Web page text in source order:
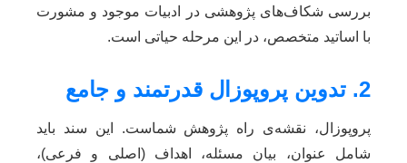
بررسی شکاف‌های پژوهشی در ادبیات موجود و مشورت
با اساتید متخصص، در این مرحله حیاتی است.
2. تدوین پروپوزال قدرتمند و جامع
پروپوزال، نقشه‌ی راه پژوهش شماست. این سند باید
شامل عنوان، بیان مسئله، اهداف (اصلی و فرعی)،